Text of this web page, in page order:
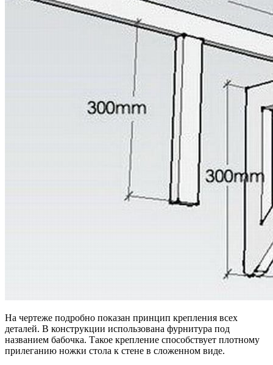
На чертеже подробно показан принцип крепления всех
деталей. В конструкции использована фурнитура под
названием бабочка. Такое крепление способствует плотному
прилеганию ножки стола к стене в сложенном виде.